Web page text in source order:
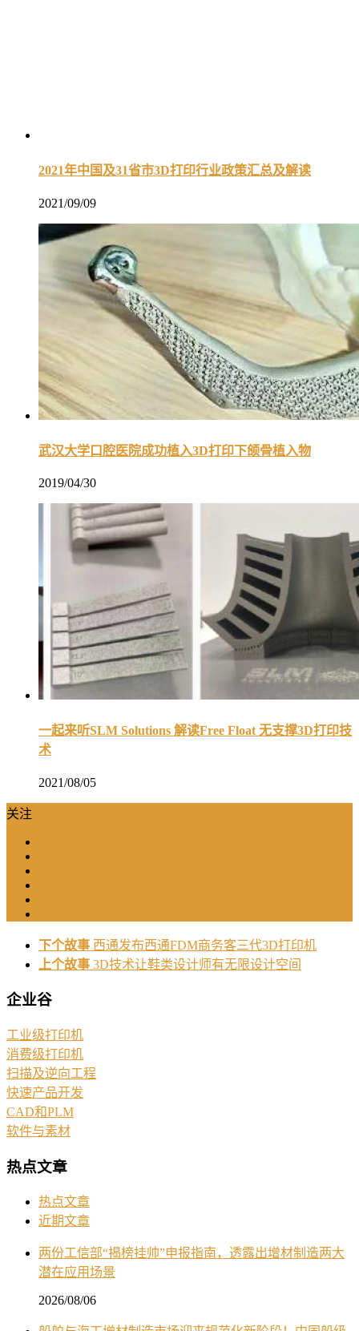
2021年中国及31省市3D打印行业政策汇总及解读
2021/09/09
武汉大学口腔医院成功植入3D打印下颌骨植入物
2019/04/30
一起来听SLM Solutions 解读Free Float 无支撑3D打印技
术
2021/08/05
关注
下个故事 西通发布西通FDM商务客三代3D打印机
上个故事 3D技术让鞋类设计师有无限设计空间
企业谷
工业级打印机
消费级打印机
扫描及逆向工程
快速产品开发
CAD和PLM
软件与素材
热点文章
热点文章
近期文章
两份工信部“揭榜挂帅”申报指南，透露出增材制造两大
潜在应用场景
2026/08/06